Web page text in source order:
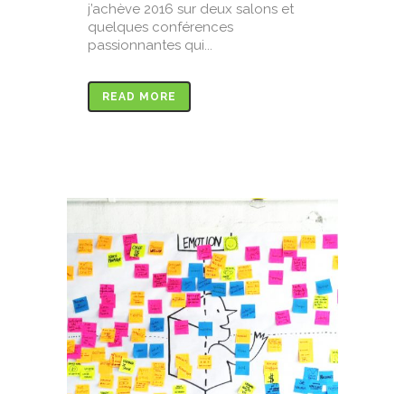
j’achève 2016 sur deux salons et
quelques conférences
passionnantes qui...
READ MORE